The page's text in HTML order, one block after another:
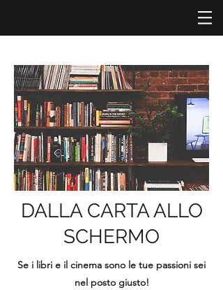
DALLA CARTA ALLO
SCHERMO
Se i libri e il cinema sono le tue passioni sei
nel posto giusto!